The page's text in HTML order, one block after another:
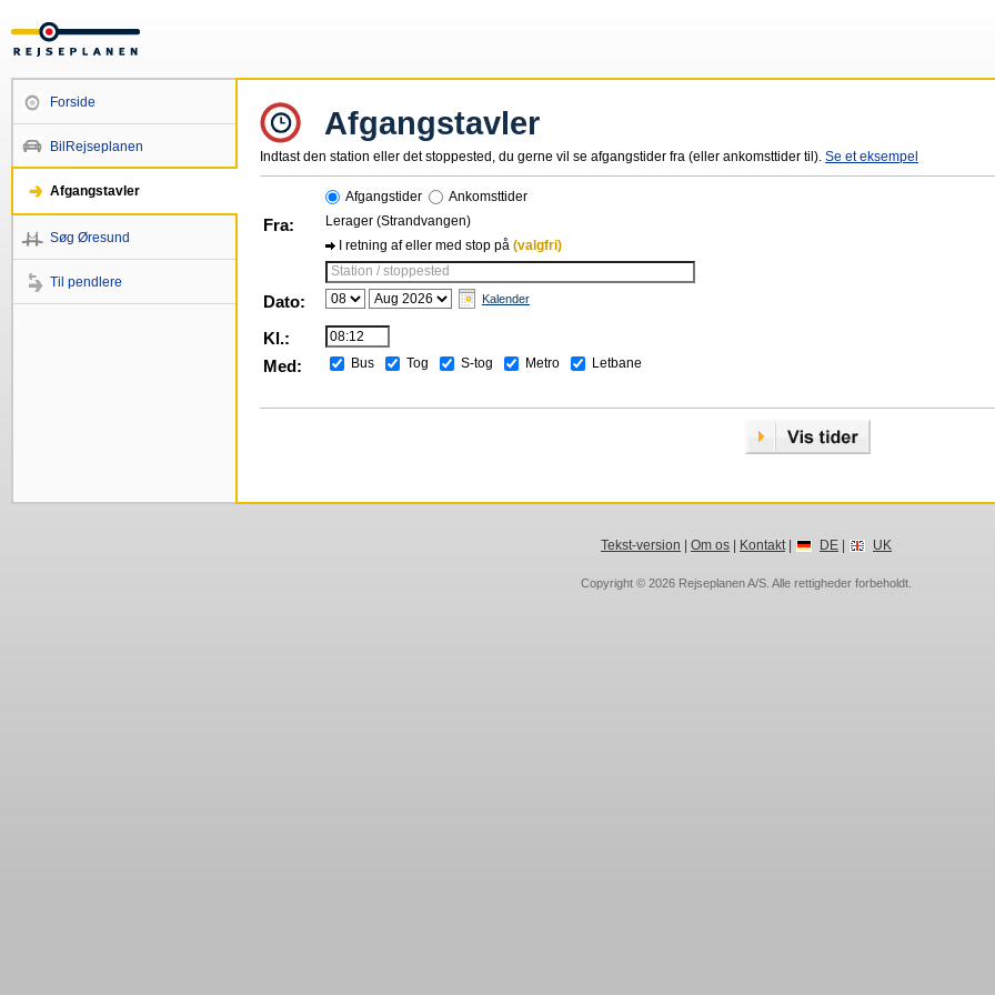
Forside
BilRejseplanen
Afgangstavler
Søg Øresund
Til pendlere
Afgangstavler
Indtast den station eller det stoppested, du gerne vil se afgangstider fra (eller ankomsttider til). Se et eksempel
Afgangstider Ankomsttider
Fra:
Lerager (Strandvangen)
I retning af eller med stop på (valgfri)
Station / stoppested
Dato: Kalender
Kl.:
Med:
Bus Tog S-tog Metro Letbane
Tekst-version Om os| Kontakt| DE| UK
Copyright © 2026 Rejseplanen A/S . Alle rettigheder forbeholdt.